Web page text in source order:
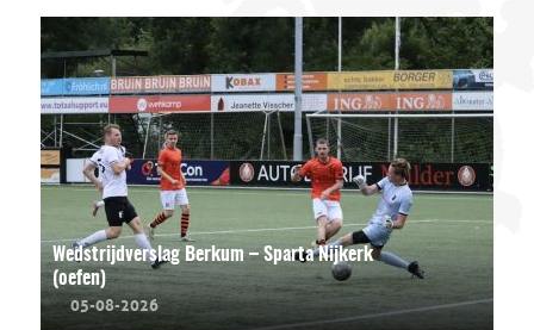
Wedstrijdverslag Berkum – Sparta Nijkerk
(oefen)
05-08-2026